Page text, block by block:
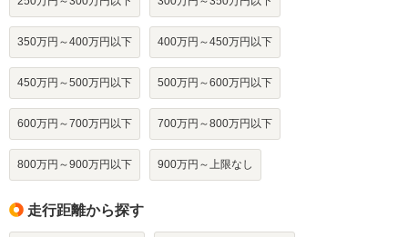
350万円～400万円以下 400万円～450万円以下
450万円～500万円以下 500万円～600万円以下
600万円～700万円以下 700万円～800万円以下
800万円～900万円以下 900万円～上限なし
走行距離から探す